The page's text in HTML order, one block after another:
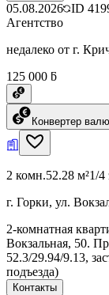
05.08.2026 ID
Агентство
недалеко от г.
125 000 ƃ
Конвертер
2 комн.52.28 м²1/4
г. Горки, ул.
2-комнатная
Вокзальная, 50.
52.3/29.94/9.13,
подъезда)
Контакты